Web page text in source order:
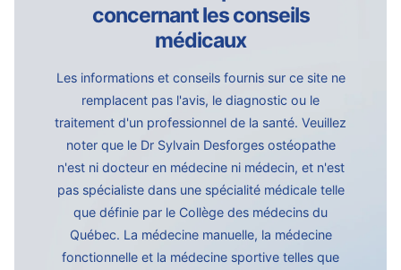
concernant les conseils
médicaux
Les informations et conseils fournis sur ce site ne
remplacent pas l'avis, le diagnostic ou le
traitement d'un professionnel de la santé. Veuillez
noter que le Dr Sylvain Desforges ostéopathe
n'est ni docteur en médecine ni médecin, et n'est
pas spécialiste dans une spécialité médicale telle
que définie par le Collège des médecins du
Québec. La médecine manuelle, la médecine
fonctionnelle et la médecine sportive telles que